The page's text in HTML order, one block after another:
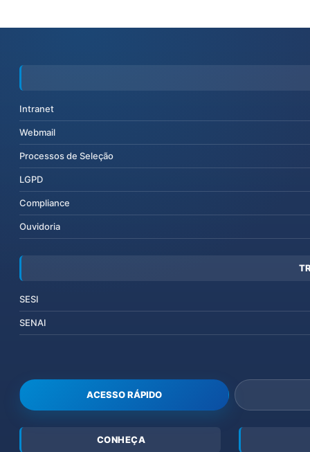
Intranet
Webmail
Processos de Seleção
LGPD
Compliance
Ouvidoria
SESI
SENAI
ACESSO RÁPIDO
CONHEÇA